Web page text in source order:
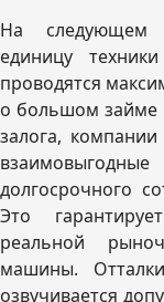
На следующем
единицу
проводятся
о большом займе
залога,
долгосрочного
Это
реальной
машины.
озвучивается